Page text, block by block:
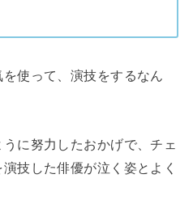
使って、演技をするなん
に努力したおかげで、チェ
技した俳優が泣く姿とよく